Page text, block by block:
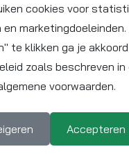
KK-RAD-KAP1
handwiel t.b.v. alle
cookies voor
en marketingdoeleinden.
te klikken ga je
zoals beschreven in
voorwaarden.
Accepteren